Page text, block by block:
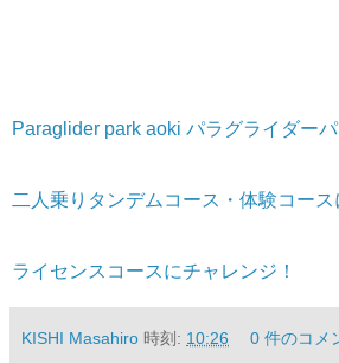
Paraglider park aoki パラグライダー
二人乗りタンデムコース・体験コース
ライセンスコースにチャレンジ！
KISHI Masahiro 時刻: 10:26 0 件のコメ